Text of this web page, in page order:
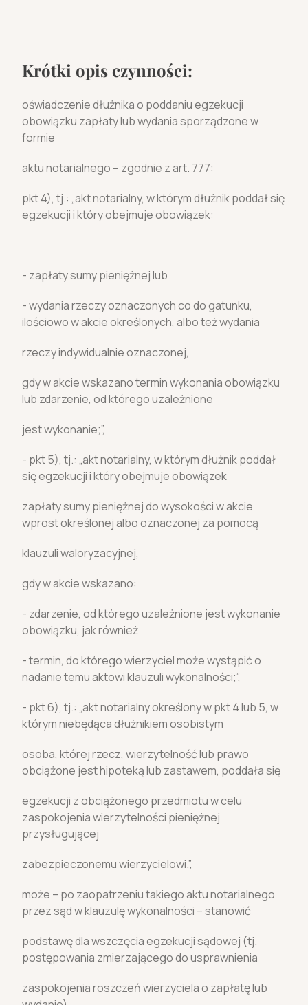
Krótki opis czynności:
oświadczenie dłużnika o poddaniu egzekucji
obowiązku zapłaty lub wydania sporządzone w
formie
aktu notarialnego – zgodnie z art. 777:
pkt 4), tj.: „akt notarialny, w którym dłużnik poddał się
egzekucji i który obejmuje obowiązek:
- zapłaty sumy pieniężnej lub
- wydania rzeczy oznaczonych co do gatunku,
ilościowo w akcie określonych, albo też wydania
rzeczy indywidualnie oznaczonej,
gdy w akcie wskazano termin wykonania obowiązku
lub zdarzenie, od którego uzależnione
jest wykonanie;”,
- pkt 5), tj.: „akt notarialny, w którym dłużnik poddał
się egzekucji i który obejmuje obowiązek
zapłaty sumy pieniężnej do wysokości w akcie
wprost określonej albo oznaczonej za pomocą
klauzuli waloryzacyjnej,
gdy w akcie wskazano:
- zdarzenie, od którego uzależnione jest wykonanie
obowiązku, jak również
- termin, do którego wierzyciel może wystąpić o
nadanie temu aktowi klauzuli wykonalności;”,
- pkt 6), tj.: „akt notarialny określony w pkt 4 lub 5, w
którym niebędąca dłużnikiem osobistym
osoba, której rzecz, wierzytelność lub prawo
obciążone jest hipoteką lub zastawem, poddała się
egzekucji z obciążonego przedmiotu w celu
zaspokojenia wierzytelności pieniężnej
przysługującej
zabezpieczonemu wierzycielowi.”,
może – po zaopatrzeniu takiego aktu notarialnego
przez sąd w klauzulę wykonalności – stanowić
podstawę dla wszczęcia egzekucji sądowej (tj.
postępowania zmierzającego do usprawnienia
zaspokojenia roszczeń wierzyciela o zapłatę lub